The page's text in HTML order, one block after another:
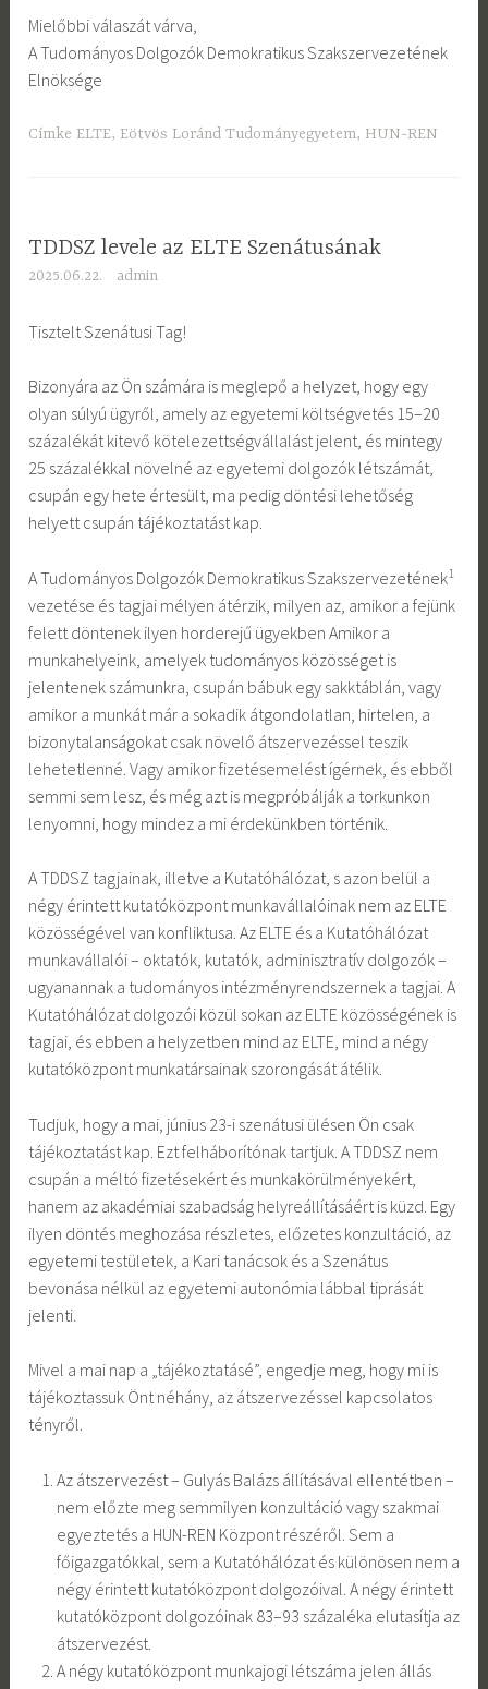
Mielőbbi válaszát várva,
A Tudományos Dolgozók Demokratikus Szakszervezetének
Elnöksége
Címke ELTE, Eötvös Loránd Tudományegyetem, HUN-REN
TDDSZ levele az ELTE Szenátusának
2025.06.22. admin
Tisztelt Szenátusi Tag!
Bizonyára az Ön számára is meglepő a helyzet, hogy egy
olyan súlyú ügyről, amely az egyetemi költségvetés 15–20
százalékát kitevő kötelezettségvállalást jelent, és mintegy
25 százalékkal növelné az egyetemi dolgozók létszámát,
csupán egy hete értesült, ma pedig döntési lehetőség
helyett csupán tájékoztatást kap.
A Tudományos Dolgozók Demokratikus Szakszervezetének1
vezetése és tagjai mélyen átérzik, milyen az, amikor a fejünk
felett döntenek ilyen horderejű ügyekben Amikor a
munkahelyeink, amelyek tudományos közösséget is
jelentenek számunkra, csupán bábuk egy sakktáblán, vagy
amikor a munkát már a sokadik átgondolatlan, hirtelen, a
bizonytalanságokat csak növelő átszervezéssel teszik
lehetetlenné. Vagy amikor fizetésemelést ígérnek, és ebből
semmi sem lesz, és még azt is megpróbálják a torkunkon
lenyomni, hogy mindez a mi érdekünkben történik.
A TDDSZ tagjainak, illetve a Kutatóhálózat, s azon belül a
négy érintett kutatóközpont munkavállalóinak nem az ELTE
közösségével van konfliktusa. Az ELTE és a Kutatóhálózat
munkavállalói – oktatók, kutatók, adminisztratív dolgozók –
ugyanannak a tudományos intézményrendszernek a tagjai. A
Kutatóhálózat dolgozói közül sokan az ELTE közösségének is
tagjai, és ebben a helyzetben mind az ELTE, mind a négy
kutatóközpont munkatársainak szorongását átélik.
Tudjuk, hogy a mai, június 23-i szenátusi ülésen Ön csak
tájékoztatást kap. Ezt felháborítónak tartjuk. A TDDSZ nem
csupán a méltó fizetésekért és munkakörülményekért,
hanem az akadémiai szabadság helyreállításáért is küzd. Egy
ilyen döntés meghozása részletes, előzetes konzultáció, az
egyetemi testületek, a Kari tanácsok és a Szenátus
bevonása nélkül az egyetemi autonómia lábbal tiprását
jelenti.
Mivel a mai nap a „tájékoztatásé”, engedje meg, hogy mi is
tájékoztassuk Önt néhány, az átszervezéssel kapcsolatos
tényről.
Az átszervezést – Gulyás Balázs állításával ellentétben –
nem előzte meg semmilyen konzultáció vagy szakmai
egyeztetés a HUN-REN Központ részéről. Sem a
főigazgatókkal, sem a Kutatóhálózat és különösen nem a
négy érintett kutatóközpont dolgozóival. A négy érintett
kutatóközpont dolgozóinak 83–93 százaléka elutasítja az
átszervezést.
A négy kutatóközpont munkajogi létszáma jelen állás